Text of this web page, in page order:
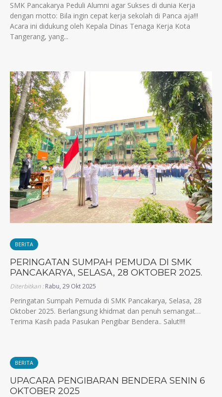
SMK Pancakarya Peduli Alumni agar Sukses di dunia Kerja
dengan motto: Bila ingin cepat kerja sekolah di Panca aja!!!
Acara ini didukung oleh Kepala Dinas Tenaga Kerja Kota
Tangerang, yang...
BERITA
PERINGATAN SUMPAH PEMUDA DI SMK
PANCAKARYA, SELASA, 28 OKTOBER 2025.
Diterbitkan :Rabu, 29 Okt 2025
Peringatan Sumpah Pemuda di SMK Pancakarya, Selasa, 28
Oktober 2025. Berlangsung khidmat dan penuh semangat…
Terima Kasih pada Pasukan Pengibar Bendera.. Salut!!!!
BERITA
UPACARA PENGIBARAN BENDERA SENIN 6
OKTOBER 2025